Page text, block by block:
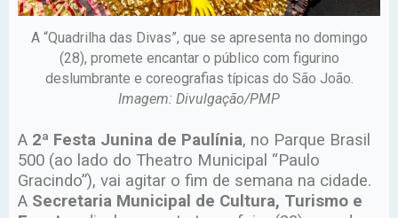
A “Quadrilha das Divas”, que se apresenta no domingo
(28), promete encantar o público com figurino
deslumbrante e coreografias típicas do São João.
Imagem: Divulgação/PMP
A 2ª Festa Junina de Paulínia, no Parque Brasil
500 (ao lado do Theatro Municipal “Paulo
Gracindo”), vai agitar o fim de semana na cidade.
A Secretaria Municipal de Cultura, Turismo e